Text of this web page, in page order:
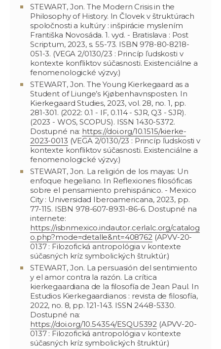
STEWART, Jon. The Modern Crisis in the
Philosophy of History. In Človek v štruktúrach
spoločnosti a kultúry : inšpirácie myslením
Františka Novosáda. 1. vyd. - Bratislava : Post
Scriptum, 2023, s. 55-73. ISBN 978-80-8218-
051-3. (VEGA 2/0130/23 : Princíp ľudskosti v
kontexte konfliktov súčasnosti. Existenciálne a
fenomenologické výzvy.)
STEWART, Jon. The Young Kierkegaard as a
Student of Liunge’s Kjøbenhavnsposten. In
Kierkegaard Studies, 2023, vol. 28, no. 1, pp.
281-301. (2022: 0.1 - IF, 0.114 - SJR, Q3 - SJR).
(2023 - WOS, SCOPUS). ISSN 1430-5372.
Dostupné na: https://doi.org/10.1515/kierke-
2023-0013 (VEGA 2/0130/23 : Princíp ľudskosti v
kontexte konfliktov súčasnosti. Existenciálne a
fenomenologické výzvy.)
STEWART, Jon. La religión de los mayas: Un
enfoque hegeliano. In Reflexiones filosóficas
sobre el pensamiento prehispánico. - Mexico
City : Universidad Iberoamericana, 2023, pp.
77-115. ISBN 978-607-8931-86-6. Dostupné na
internete:
https://isbnmexico.indautor.cerlalc.org/catalog
o.php?mode=detalle&nt=408762 (APVV-20-
0137 : Filozofická antropológia v kontexte
súčasných kríz symbolických štruktúr.)
STEWART, Jon. La persuasión del sentimiento
y el amor contra la razón. La crítica
kierkegaardiana de la filosofía de Jean Paul. In
Estudios Kierkegaardianos : revista de filosofía,
2022, no. 8, pp. 121-143. ISSN 2448-5330.
Dostupné na:
https://doi.org/10.54354/ESQU5392 (APVV-20-
0137 : Filozofická antropológia v kontexte
súčasných kríz symbolických štruktúr.)